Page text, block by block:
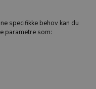
specifikke behov kan du
parametre som: